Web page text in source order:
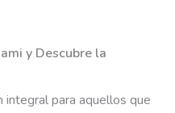
y Descubre la
integral para aquellos que